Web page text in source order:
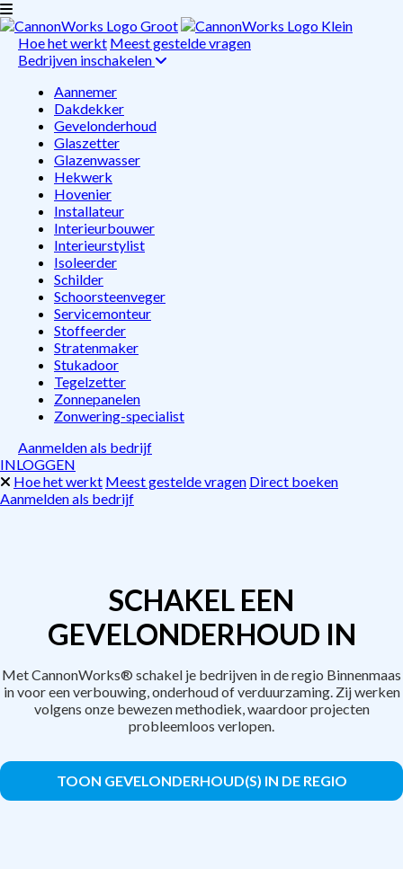
Hoe het werkt Meest gestelde vragen
Bedrijven inschakelen
Aannemer
Dakdekker
Gevelonderhoud
Glaszetter
Glazenwasser
Hekwerk
Hovenier
Installateur
Interieurbouwer
Interieurstylist
Isoleerder
Schilder
Schoorsteenveger
Servicemonteur
Stoffeerder
Stratenmaker
Stukadoor
Tegelzetter
Zonnepanelen
Zonwering-specialist
Aanmelden als bedrijf
INLOGGEN
Hoe het werkt Meest gestelde vragen Direct boeken
Aanmelden als bedrijf
SCHAKEL EEN
GEVELONDERHOUD IN
Met CannonWorks® schakel je bedrijven in de regio Binnenmaas
in voor een verbouwing, onderhoud of verduurzaming. Zij werken
volgens onze bewezen methodiek, waardoor projecten
probleemloos verlopen.
TOON GEVELONDERHOUD(S) IN DE REGIO